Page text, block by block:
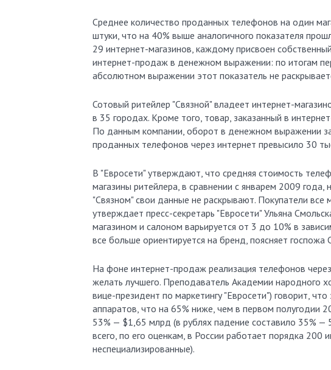
Среднее количество проданных телефонов на один
штуки, что на 40% выше аналогичного показателя
29 интернет-магазинов, каждому присвоен
интернет-продаж в денежном выражении: по итогам
абсолютном выражении этот показатель не
Сотовый ритейлер "Связной" владеет интернет-
в 35 городах. Кроме того, товар, заказанный в
По данным компании, оборот в денежном выражении
проданных телефонов через интернет превысило 30
В "Евросети" утверждают, что средняя стоимость
магазины ритейлера, в сравнении с январем 2009
"Связном" свои данные не раскрывают. Покупатели
утверждает пресс-секретарь "Евросети" Ульяна
магазином и салоном варьируется от 3 до 10% в
все больше ориентируется на бренд, поясняет госпожа
На фоне интернет-продаж реализация телефонов
желать лучшего. Преподаватель Академии народного
вице-президент по маркетингу "Евросети") говорит,
аппаратов, что на 65% ниже, чем в первом полугодии
53% — $1,65 млрд (в рублях падение составило 35% —
всего, по его оценкам, в России работает порядка 200
неспециализированные).